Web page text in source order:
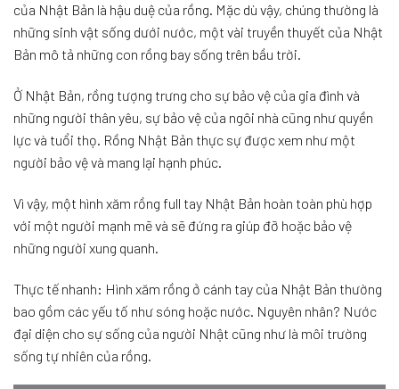
của Nhật Bản là hậu duệ của rồng. Mặc dù vậy, chúng thường là
những sinh vật sống dưới nước, một vài truyền thuyết của Nhật
Bản mô tả những con rồng bay sống trên bầu trời.
Ở Nhật Bản, rồng tượng trưng cho sự bảo vệ của gia đình và
những người thân yêu, sự bảo vệ của ngôi nhà cũng như quyền
lực và tuổi thọ. Rồng Nhật Bản thực sự được xem như một
người bảo vệ và mang lại hạnh phúc.
Vì vậy, một hình xăm rồng full tay Nhật Bản hoàn toàn phù hợp
với một người mạnh mẽ và sẽ đứng ra giúp đỡ hoặc bảo vệ
những người xung quanh.
Thực tế nhanh: Hình xăm rồng ở cánh tay của Nhật Bản thường
bao gồm các yếu tố như sóng hoặc nước. Nguyên nhân? Nước
đại diện cho sự sống của người Nhật cũng như là môi trường
sống tự nhiên của rồng.